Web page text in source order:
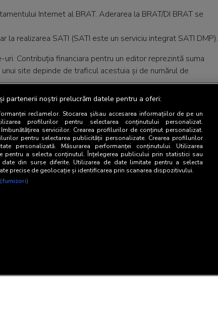
Internet al BRAT. Aderarea la BRAT/DI BRAT se
la realizarea SATI (SATI este un serviciu integrat SATI DMP).
Contribuția financiara pentru un editor reprezintă suma
site depinde de traficul acestuia și de numărul de
sub forma de rapoarte personalizabile in baza unor
de un site web sau de orice alt tip de companie ce
sai, condițiile de acces sunt similare celor de mai sus,
accesa SATI pot fi solicitate la andra_lacraru@brat.ro
partenerii noștri prelucrăm datele pentru a oferi:
reclamelor. Stocarea și/sau accesarea informațiilor de pe un
profilurilor pentru selectarea conținutului personalizat.
serviciilor. Crearea profilurilor de conținut personalizat.
pentru selectarea publicității personalizate. Crearea profilurilor
personalizată. Măsurarea performanței conținutului. Utilizarea
pentru a selecta conținutul. Înțelegerea publicului prin statistici sau
din surse diferite. Utilizarea de date limitate pentru a selecta
precise de geolocație și identificarea prin scanarea dispozitivului.